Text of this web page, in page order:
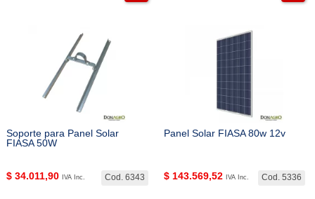
Soporte para Panel Solar
FIASA 50W
Cod. 6343
$ 34.011,90 IVA Inc.
Panel Solar FIASA 80w 12v
Cod. 5336
$ 143.569,52 IVA Inc.